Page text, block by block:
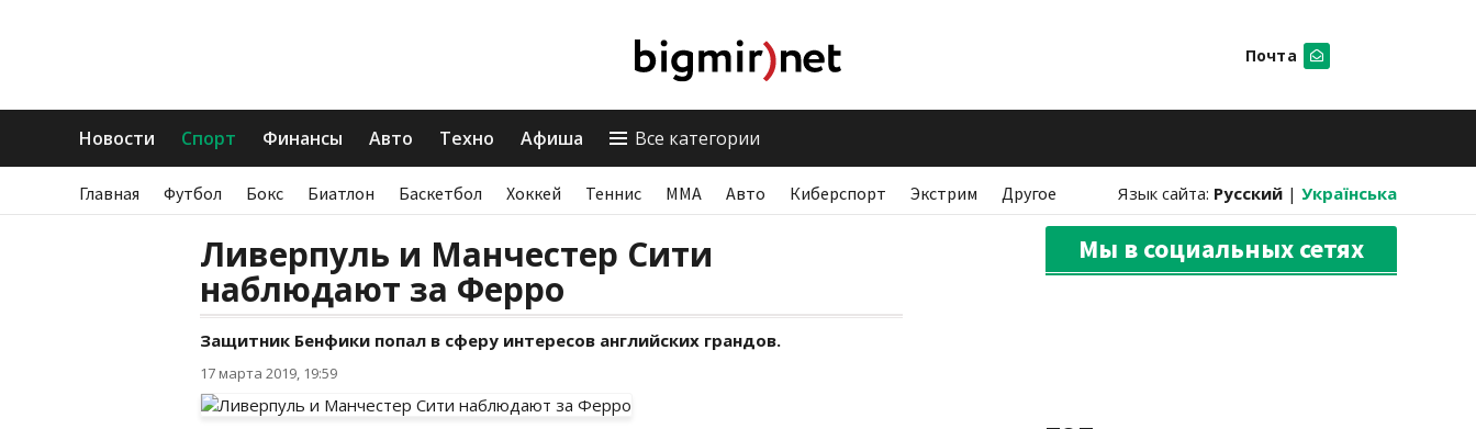
Почта
Новости Спорт Финансы Авто Техно Афиша Все категории
Главная Футбол Бокс Биатлон Баскетбол Хоккей Теннис ММА Авто Киберспорт Экстрим Другое Язык сайта: Русский | Українська
Ливерпуль и Манчестер Сити
наблюдают за Ферро
Защитник Бенфики попал в сферу интересов английских грандов.
17 марта 2019, 19:59
Мы в социальных сетях